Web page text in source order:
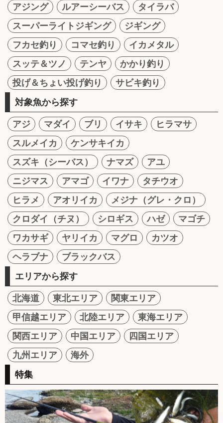
アジング
ルアーシーバス
タイラバ
スーパーライトジギング
ジギング
フカセ釣り
コマセ釣り
イカメタル
スッテ＆ツノ
テンヤ
かかり釣り
投げ＆ちょい投げ釣り
サビキ釣り
対象魚から探す
アジ マダイ ブリ イサキ
ヒラマサ
スルメイカ
ケンサキイカ
スズキ（シーバス）
ナマズ
アユ
ニジマス
アマゴ イワナ
タチウオ
ヒラメ
アオリイカ
メジナ（グレ・クロ）
クロダイ（チヌ）
シロギス ハゼ
マゴチ
ワカサギ
ヤリイカ マグロ
カツオ
ヘラブナ
ブラックバス
エリアから探す
北海道 東北エリア
関東エリア
甲信越エリア
北陸エリア
東海エリア
関西エリア
中国エリア
四国エリア
九州エリア
海外
特集